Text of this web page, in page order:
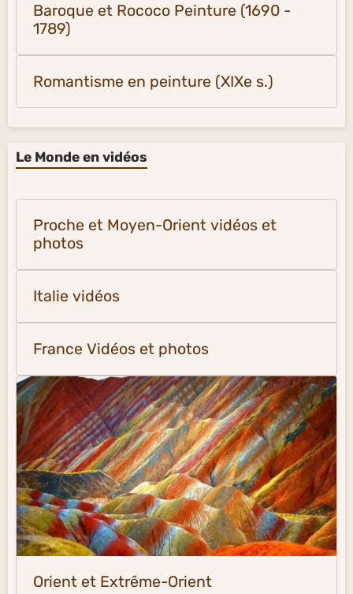
Baroque et Rococo Peinture (1690 -
1789)
Romantisme en peinture (XIXe s.)
Le Monde en vidéos
Proche et Moyen-Orient vidéos et
photos
Italie vidéos
France Vidéos et photos
Orient et Extrême-Orient